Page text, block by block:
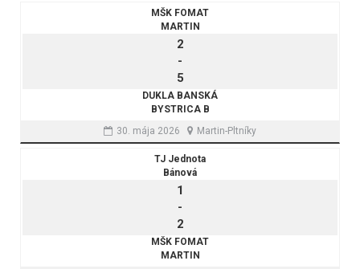
MŠK FOMAT
MARTIN
2
-
5
DUKLA BANSKÁ
BYSTRICA B
30. mája 2026
Martin-Pltníky
TJ Jednota
Bánová
1
-
2
MŠK FOMAT
MARTIN